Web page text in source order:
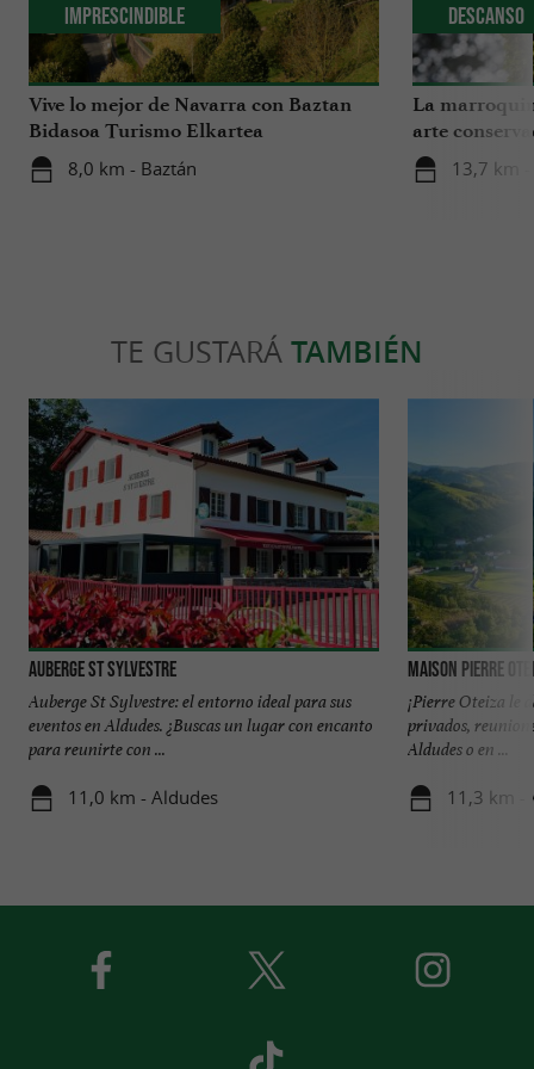
Vive lo mejor de Navarra con Baztan
Bidasoa Turismo Elkartea
8,0 km - Baztán
Imprescindible
La
arte
13,7 km -
Descanso
TE GUSTARÁ TAMBIÉN
Auberge St Sylvestre
Auberge St Sylvestre: el entorno ideal para sus
eventos en Aldudes. ¿Buscas un lugar con encanto
para reunirte con ...
11,0 km - Aldudes
Maison Pierre
¡Pierre Oteiza le
privados,
Aldudes o en ...
11,3 km -